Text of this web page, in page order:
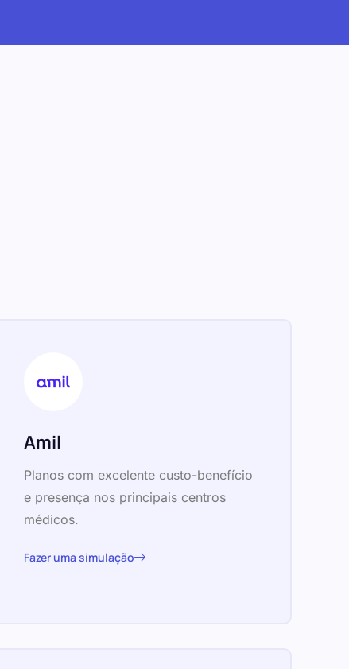
Amil
Planos com excelente custo-benefício
e presença nos principais centros
médicos.
Fazer uma simulação